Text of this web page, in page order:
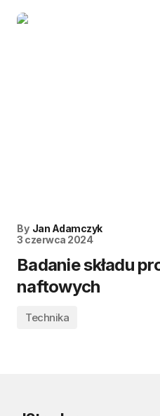
By Jan Adamczyk
3 czerwca 2024
Badanie składu
naftowych
Technika